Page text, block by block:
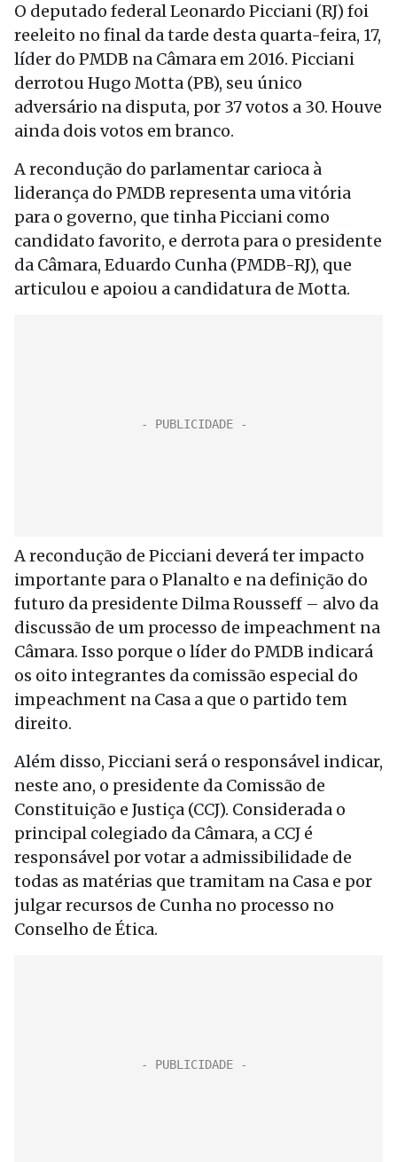
O deputado federal Leonardo Picciani (RJ) foi
reeleito no final da tarde desta quarta-feira, 17,
líder do PMDB na Câmara em 2016. Picciani
derrotou Hugo Motta (PB), seu único
adversário na disputa, por 37 votos a 30. Houve
ainda dois votos em branco.
A recondução do parlamentar carioca à
liderança do PMDB representa uma vitória
para o governo, que tinha Picciani como
candidato favorito, e derrota para o presidente
da Câmara, Eduardo Cunha (PMDB-RJ), que
articulou e apoiou a candidatura de Motta.
A recondução de Picciani deverá ter impacto
importante para o Planalto e na definição do
futuro da presidente Dilma Rousseff – alvo da
discussão de um processo de impeachment na
Câmara. Isso porque o líder do PMDB indicará
os oito integrantes da comissão especial do
impeachment na Casa a que o partido tem
direito.
Além disso, Picciani será o responsável indicar,
neste ano, o presidente da Comissão de
Constituição e Justiça (CCJ). Considerada o
principal colegiado da Câmara, a CCJ é
responsável por votar a admissibilidade de
todas as matérias que tramitam na Casa e por
julgar recursos de Cunha no processo no
Conselho de Ética.